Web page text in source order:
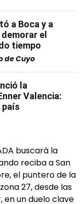
a Boca y a
el
tiempo
de Cuyo
la
Valencia:
país
buscará la
reciba a San
el puntero de la
27, desde las
en un duelo clave